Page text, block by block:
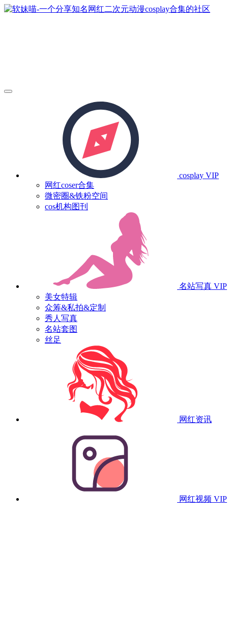
cosplay VIP
网红coser合集
微密圈&铁粉空间
cos机构图刊
名站写真 VIP
美女特辑
众筹&私拍&定制
秀人写真
名站套图
丝足
网红资讯
网红视频 VIP